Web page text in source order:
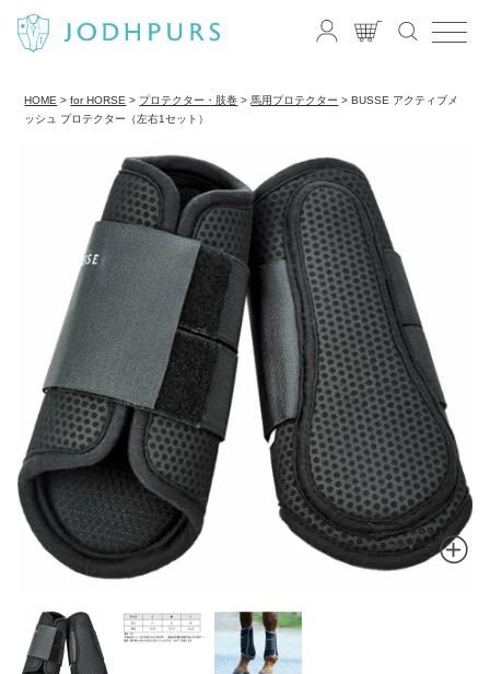
HOME for HORSE プロテクター・肢巻 馬用プロテクター
BUSSE アクティブメ
ッシュ プロテクター（左右1セット）